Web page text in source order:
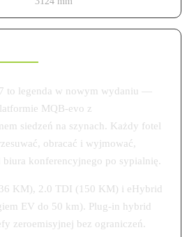
to legenda w nowym wydaniu —
MQB-evo z
siedzeń na szynach. Każdy fotel
obracać i wyjmować,
konferencyjnego po sypialnię.
KM), 2.0 TDI (150 KM) i eHybrid
EV do 50 km). Plug-in hybrid
zeroemisyjnej bez ograniczeń.